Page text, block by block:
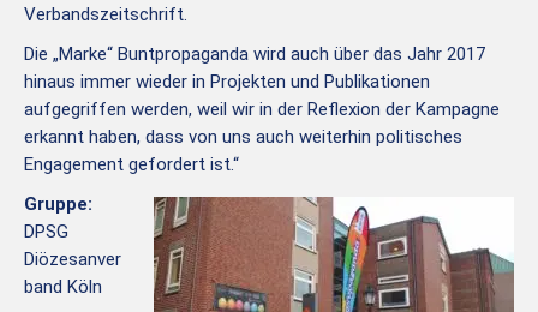
Verbandszeitschrift.
Die „Marke“ Buntpropaganda wird auch über das Jahr 2017
hinaus immer wieder in Projekten und Publikationen
aufgegriffen werden, weil wir in der Reflexion der Kampagne
erkannt haben, dass von uns auch weiterhin politisches
Engagement gefordert ist.“
Gruppe:
DPSG
Diözesanver
band Köln